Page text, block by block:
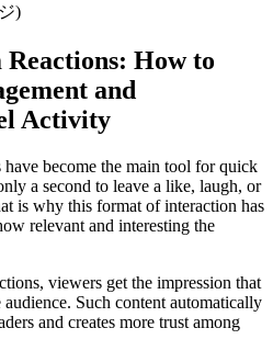
)
How to
and
Activity
become the main tool for quick
a second to leave a like, laugh, or
is why this format of interaction has
relevant and interesting the
viewers get the impression that
Such content automatically
and creates more trust among